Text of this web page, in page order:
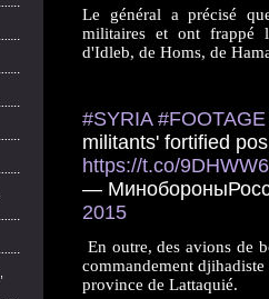
Le général a précisé
militaires et ont frappé
d'Idleb, de Homs, de
#SYRIA #FOOTAGE
militants' fortified
https://t.co/
—
2015
En outre, des avions de
commandement
province de Lattaquié.